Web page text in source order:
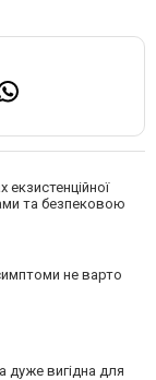
та безпековою
не варто
дуже вигідна для